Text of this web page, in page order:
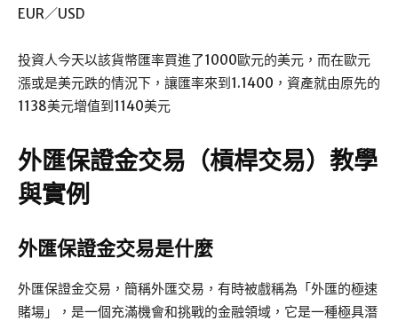
EUR／USD
投資人今天以該貨幣匯率買進了1000歐元的美元，而在歐元
漲或是美元跌的情況下，讓匯率來到1.1400，資產就由原先的
1138美元增值到1140美元
外匯保證金交易（槓桿交易）教學
與實例
外匯保證金交易是什麼
外匯保證金交易，簡稱外匯交易，有時被戲稱為「外匯的極速
賭場」，是一個充滿機會和挑戰的金融領域，它是一種極具潛